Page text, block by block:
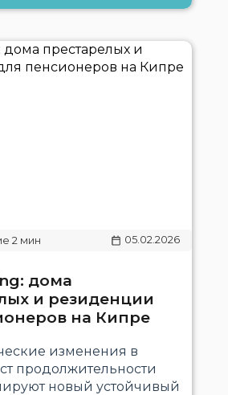
05.02.2026
дома
и резиденции
на Кипре
изменения в
продолжительности
новый устойчивый